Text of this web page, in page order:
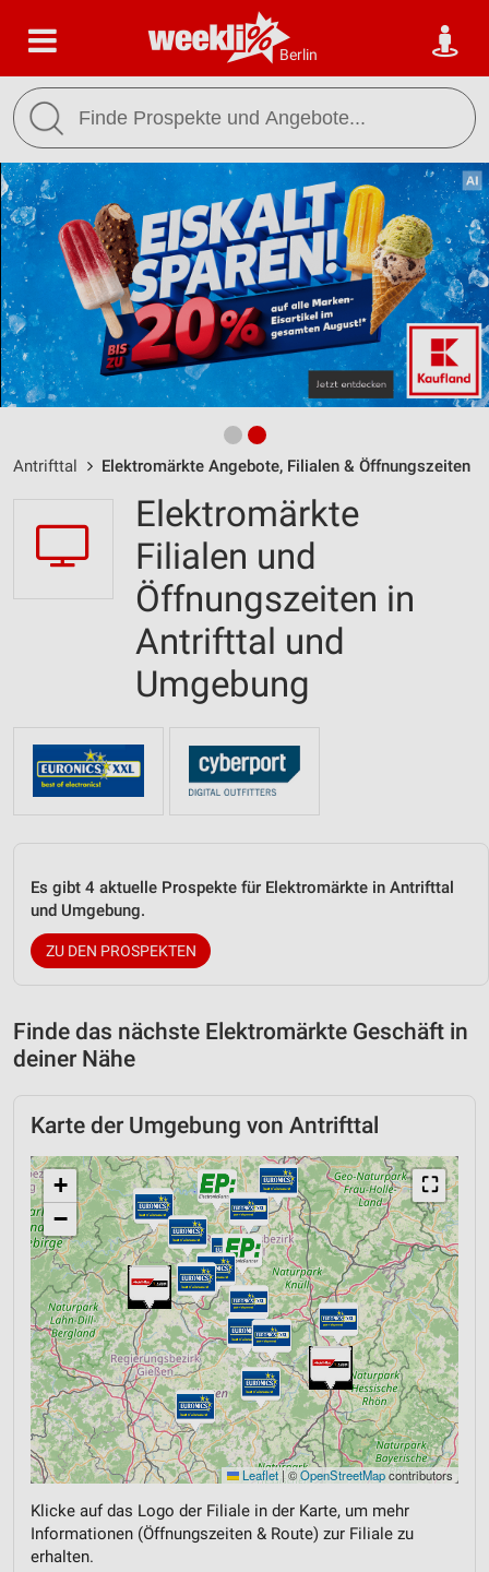
Berlin
Antrifttal Elektromärkte Angebote, Filialen & Öffnungszeiten
Elektromärkte
Filialen und
Öffnungszeiten in
Antrifttal und
Umgebung
Es gibt 4 aktuelle Prospekte für Elektromärkte in Antrifttal
und Umgebung.
ZU DEN PROSPEKTEN
Finde das nächste Elektromärkte Geschäft in
deiner Nähe
Karte der Umgebung von Antrifttal
⛶
+
−
Leaflet|©OpenStreetMapcontributors
Klicke auf das Logo der Filiale in der Karte, um mehr
Informationen (Öffnungszeiten & Route) zur Filiale zu
erhalten.